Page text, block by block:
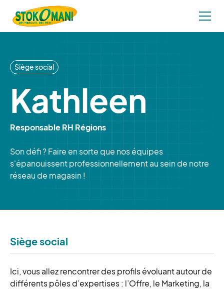
Siège social
Kathleen
Responsable RH Régions
Son défi ? Faire en sorte que nos équipes
s'épanouissent professionnellement au sein de notre
réseau de magasin !
Siège social
Ici, vous allez rencontrer des profils évoluant autour de
différents pôles d’expertises : l’Offre, le Marketing, la